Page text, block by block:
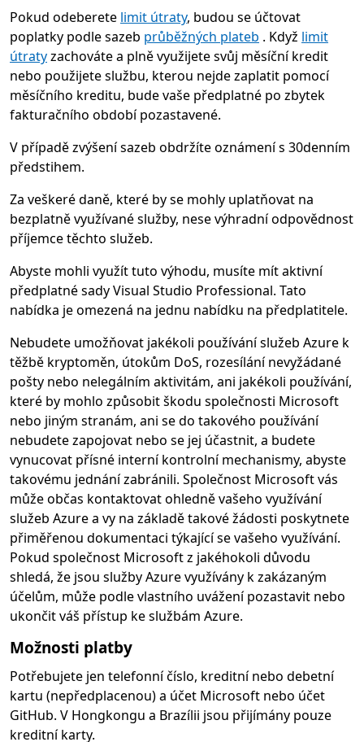
Pokud odeberete limit útraty, budou se účtovat
poplatky podle sazeb průběžných plateb . Když limit
útratyzachováte a plně využijete svůj měsíční kredit
nebo použijete službu, kterou nejde zaplatit pomocí
měsíčního kreditu, bude vaše předplatné po zbytek
fakturačního období pozastavené.
V případě zvýšení sazeb obdržíte oznámení s 30denním
předstihem.
Za veškeré daně, které by se mohly uplatňovat na
bezplatně využívané služby, nese výhradní odpovědnost
příjemce těchto služeb.
Abyste mohli využít tuto výhodu, musíte mít aktivní
předplatné sady Visual Studio Professional. Tato
nabídka je omezená na jednu nabídku na předplatitele.
Nebudete umožňovat jakékoli používání služeb Azure k
těžbě kryptoměn, útokům DoS, rozesílání nevyžádané
pošty nebo nelegálním aktivitám, ani jakékoli používání,
které by mohlo způsobit škodu společnosti Microsoft
nebo jiným stranám, ani se do takového používání
nebudete zapojovat nebo se jej účastnit, a budete
vynucovat přísné interní kontrolní mechanismy, abyste
takovému jednání zabránili. Společnost Microsoft vás
může občas kontaktovat ohledně vašeho využívání
služeb Azure a vy na základě takové žádosti poskytnete
přiměřenou dokumentaci týkající se vašeho využívání.
Pokud společnost Microsoft z jakéhokoli důvodu
shledá, že jsou služby Azure využívány k zakázaným
účelům, může podle vlastního uvážení pozastavit nebo
ukončit váš přístup ke službám Azure.
Možnosti platby
Potřebujete jen telefonní číslo, kreditní nebo debetní
kartu (nepředplacenou) a účet Microsoft nebo účet
GitHub. V Hongkongu a Brazílii jsou přijímány pouze
kreditní karty.